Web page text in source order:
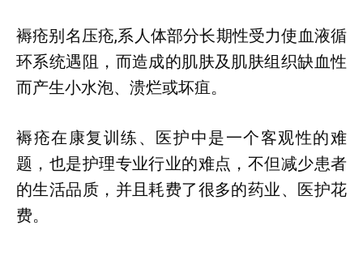
褥疮别名压疮,系人体部分长期性受力使血液循
环系统遇阻，而造成的肌肤及肌肤组织缺血性
而产生小水泡、溃烂或坏疽。
褥疮在康复训练、医护中是一个客观性的难
题，也是护理专业行业的难点，不但减少患者
的生活品质，并且耗费了很多的药业、医护花
费。